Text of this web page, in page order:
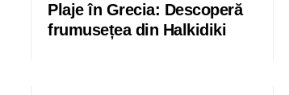
Plaje în Grecia: Descoperă
frumusețea din Halkidiki